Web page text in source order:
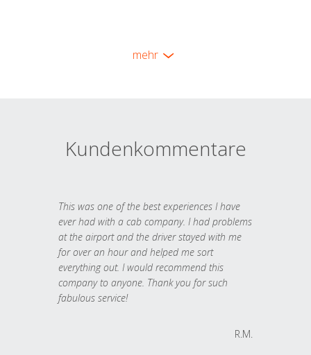
mehr
Kundenkommentare
This was one of the best experiences I have
ever had with a cab company. I had problems
at the airport and the driver stayed with me
for over an hour and helped me sort
everything out. I would recommend this
company to anyone. Thank you for such
fabulous service!
R.M.